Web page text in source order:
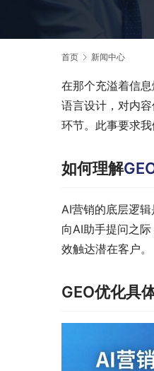
首页 新闻中心
在那个充溢着信
语言设计，对内
环节。此事要求
如何理解
AI营销的底层逻
向AI助手提问之
效触达潜在客户。
GEO优化具